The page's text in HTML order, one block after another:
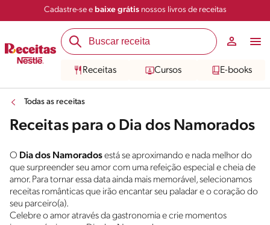
Cadastre-se e baixe grátisnossos livros de receitas
Receitas Cursos E-books
Todas as receitas
Receitas para o Dia dos Namorados
O Dia dos Namoradosestá se aproximando e nada melhor do
que surpreender seu amor com uma refeição especial e cheia de
amor. Para tornar essa data ainda mais memorável, selecionamos
receitas românticas que irão encantar seu paladar e o coração do
seu parceiro(a).
Celebre o amor através da gastronomia e crie momentos